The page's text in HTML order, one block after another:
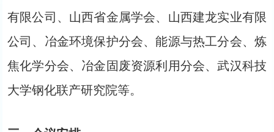
有限公司、山西省金属学会、山西建龙实业有限
公司、冶金环境保护分会、能源与热工分会、炼
焦化学分会、冶金固废资源利用分会、武汉科技
大学钢化联产研究院等。